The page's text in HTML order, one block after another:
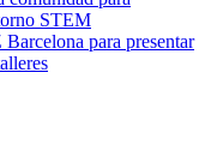
STEM
para presentar